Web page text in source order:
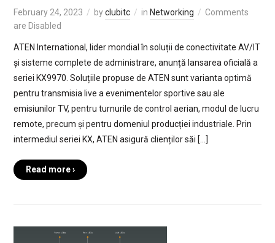
February 24, 2023 byclubitc in Networking
Comments
are Disabled
ATEN International, lider mondial în soluții de conectivitate AV/IT
și sisteme complete de administrare, anunță lansarea oficială a
seriei KX9970. Soluțiile propuse de ATEN sunt varianta optimă
pentru transmisia live a evenimentelor sportive sau ale
emisiunilor TV, pentru turnurile de control aerian, modul de lucru
remote, precum și pentru domeniul producției industriale. Prin
intermediul seriei KX, ATEN asigură clienților săi […]
Read more ›